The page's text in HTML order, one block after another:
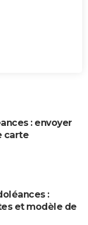
: envoyer
carte
:
et modèle de